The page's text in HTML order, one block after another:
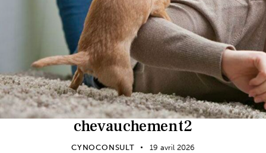
chevauchement2
CYNOCONSULT 19 avril 2026